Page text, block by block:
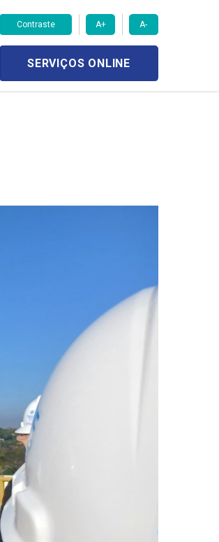
Contraste A+ A-
SERVIÇOS ONLINE